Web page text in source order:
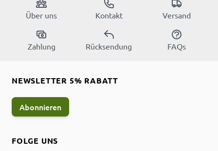
Über uns Kontakt Versand
Zahlung Rücksendung FAQs
FOLGE UNS
NEWSLETTER 5% RABATT
Abonnieren